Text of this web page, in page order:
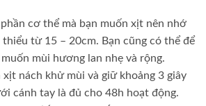
cơ thể mà bạn muốn xịt nên nhớ
từ 15 – 20cm. Bạn cũng có thể để
mùi hương lan nhẹ và rộng.
nách khử mùi và giữ khoảng 3 giây
cánh tay là đủ cho 48h hoạt động.